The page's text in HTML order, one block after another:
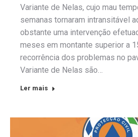
Variante de Nelas, cujo mau
semanas tornaram intransitável
obstante uma intervenção
meses em montante superior a
recorrência dos problemas no
Variante de Nelas são…
Ler mais